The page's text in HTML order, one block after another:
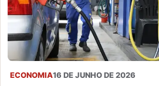
ECONOMIA16 DE JUNHO DE 2026